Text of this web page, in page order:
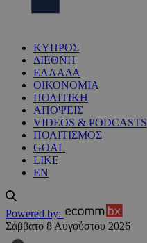
ΚΥΠΡΟΣ
ΔΙΕΘΝΗ
ΕΛΛΑΔΑ
ΟΙΚΟΝΟΜΙΑ
ΠΟΛΙΤΙΚΗ
ΑΠΟΨΕΙΣ
VIDEOS & PODCASTS
ΠΟΛΙΤΙΣΜΟΣ
GOAL
LIKE
EN
Powered by:
Σάββατο 8 Αυγούστου 2026